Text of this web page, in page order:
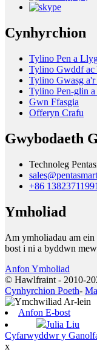
Cynhyrchion
Tylino Pen a
Tylino Gwddf ac
Tylino Gwasg a'r
Tylino Pen-glin a
Gwn Ffasgia
Offeryn Crafu
Gwybodaeth
Technoleg
+86 13823711991
Ymholiad
Am ymholiadau am
bost i ni a byddwn
Anfon Ymholiad
© Hawlfraint - 2010-
Cynhyrchion Poeth-
Anfon E-bost
Julia Liu
Cyfarwyddwr y
x